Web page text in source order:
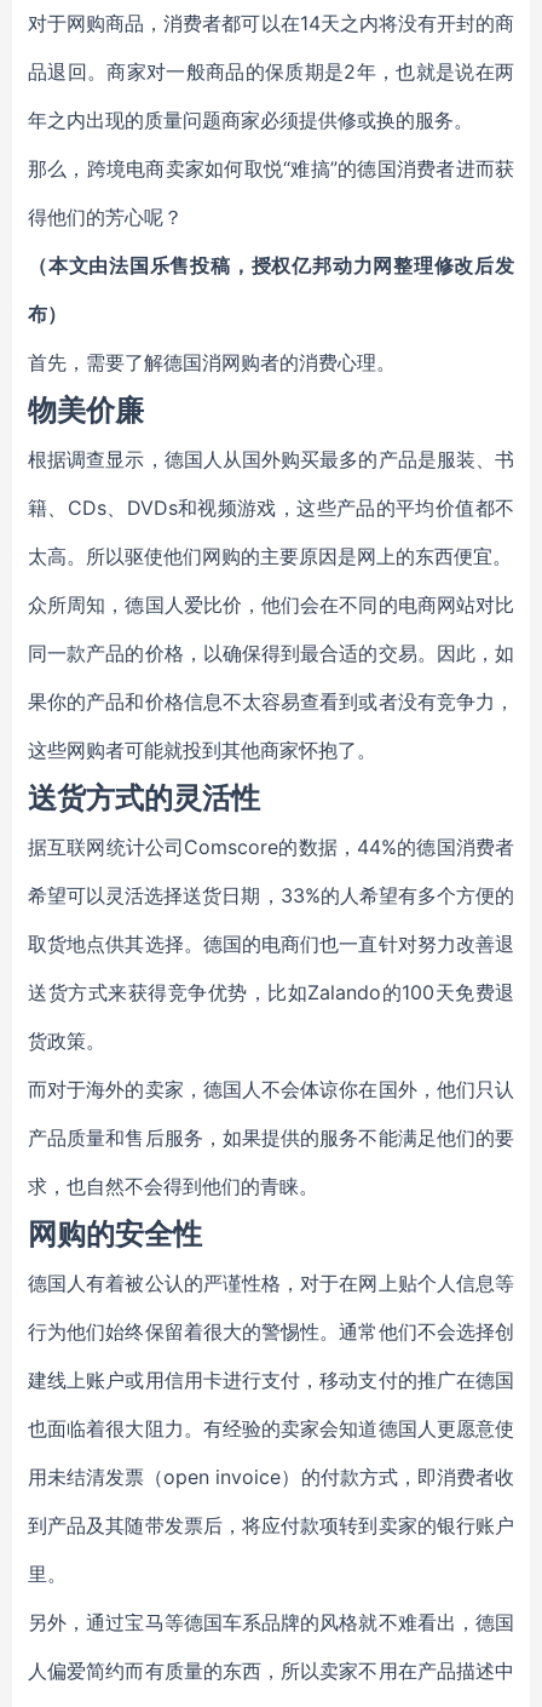
对于网购商品，消费者都可以在14天之内将没有开封的商
品退回。商家对一般商品的保质期是2年，也就是说在两
年之内出现的质量问题商家必须提供修或换的服务。
那么，跨境电商卖家如何取悦“难搞”的德国消费者进而获
得他们的芳心呢？
（本文由法国乐售投稿，授权亿邦动力网整理修改后发
布）
首先，需要了解德国消网购者的消费心理。
物美价廉
根据调查显示，德国人从国外购买最多的产品是服装、书
籍、CDs、DVDs和视频游戏，这些产品的平均价值都不
太高。所以驱使他们网购的主要原因是网上的东西便宜。
众所周知，德国人爱比价，他们会在不同的电商网站对比
同一款产品的价格，以确保得到最合适的交易。因此，如
果你的产品和价格信息不太容易查看到或者没有竞争力，
这些网购者可能就投到其他商家怀抱了。
送货方式的灵活性
据互联网统计公司Comscore的数据，44%的德国消费者
希望可以灵活选择送货日期，33%的人希望有多个方便的
取货地点供其选择。德国的电商们也一直针对努力改善退
送货方式来获得竞争优势，比如Zalando的100天免费退
货政策。
而对于海外的卖家，德国人不会体谅你在国外，他们只认
产品质量和售后服务，如果提供的服务不能满足他们的要
求，也自然不会得到他们的青睐。
网购的安全性
德国人有着被公认的严谨性格，对于在网上贴个人信息等
行为他们始终保留着很大的警惕性。通常他们不会选择创
建线上账户或用信用卡进行支付，移动支付的推广在德国
也面临着很大阻力。有经验的卖家会知道德国人更愿意使
用未结清发票（open invoice）的付款方式，即消费者收
到产品及其随带发票后，将应付款项转到卖家的银行账户
里。
另外，通过宝马等德国车系品牌的风格就不难看出，德国
人偏爱简约而有质量的东西，所以卖家不用在产品描述中